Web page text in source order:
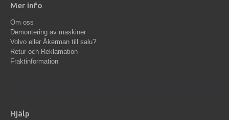
Mer info
Om oss
Demontering av maskiner
Volvo eller Åkerman till salu?
Retur och Reklamation
Fraktinformation
Hjälp